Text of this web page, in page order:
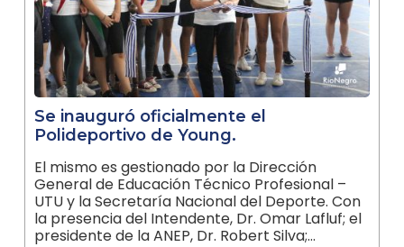
Se inauguró oficialmente el
Polideportivo de Young.
El mismo es gestionado por la Dirección
General de Educación Técnico Profesional –
UTU y la Secretaría Nacional del Deporte. Con
la presencia del Intendente, Dr. Omar Lafluf; el
presidente de la ANEP, Dr. Robert Silva;…